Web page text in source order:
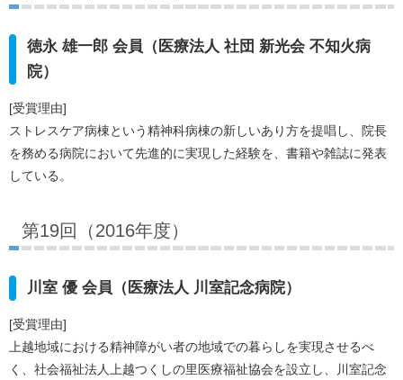
徳永 雄一郎 会員（医療法人 社団 新光会 不知火病
院）
[受賞理由]
ストレスケア病棟という精神科病棟の新しいあり方を提唱し、院長
を務める病院において先進的に実現した経験を、書籍や雑誌に発表
している。
第19回（2016年度）
川室 優 会員（医療法人 川室記念病院）
[受賞理由]
上越地域における精神障がい者の地域での暮らしを実現させるべ
く、社会福祉法人上越つくしの里医療福祉協会を設立し、川室記念